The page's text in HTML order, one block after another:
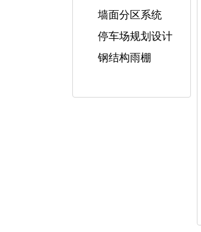
墙面分区系统
停车场规划设计
钢结构雨棚